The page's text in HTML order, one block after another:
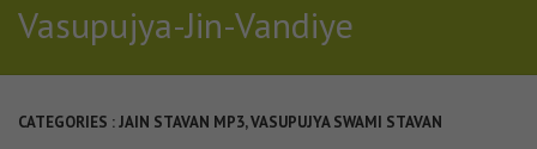
Vasupujya-Jin-Vandiye
CATEGORIES :JAIN STAVAN MP3,VASUPUJYA SWAMI STAVAN